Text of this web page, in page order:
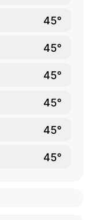
45°
45°
45°
45°
45°
45°